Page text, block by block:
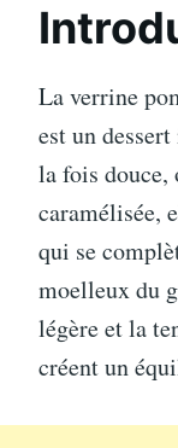
La verrine
est un
la fois douce,
caramélisée,
qui se
moelleux du
légère et la
créent un